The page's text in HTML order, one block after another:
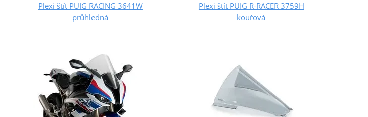
Plexi štít PUIG RACING 3641W
průhledná
Plexi štít PUIG R-RACER 3759H
kouřová